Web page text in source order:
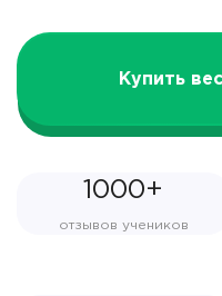
Купить
1000+
отзывов учеников